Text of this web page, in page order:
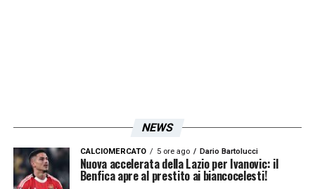
NEWS
CALCIOMERCATO 5 ore ago Dario Bartolucci
Nuova accelerata della Lazio per Ivanovic: il
Benfica apre al prestito ai biancocelesti!